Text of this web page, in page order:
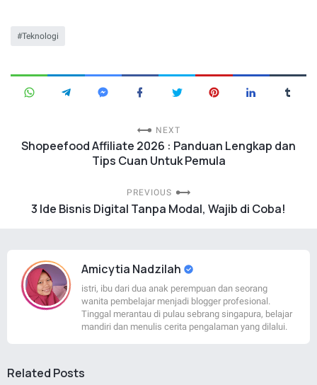
Teknologi
NEXT
Shopeefood Affiliate 2026 : Panduan Lengkap dan
Tips Cuan Untuk Pemula
PREVIOUS
3 Ide Bisnis Digital Tanpa Modal, Wajib di Coba!
Amicytia Nadzilah
istri, ibu dari dua anak perempuan dan seorang
wanita pembelajar menjadi blogger profesional.
Tinggal merantau di pulau sebrang singapura, belajar
mandiri dan menulis cerita pengalaman yang dilalui.
Related Posts